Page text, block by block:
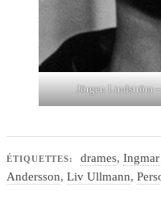
Jörgen Lindström
ÉTIQUETTES: drames,
Andersson, Liv Ullmann,